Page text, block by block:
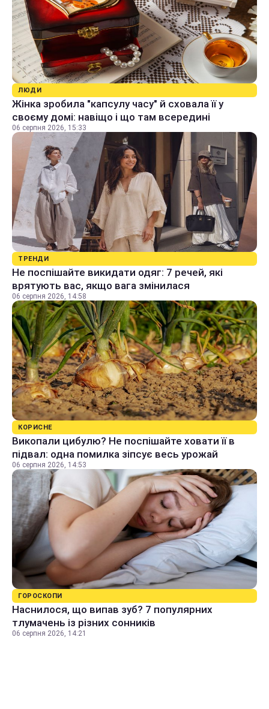
ЛЮДИ
Жінка зробила "капсулу часу" й сховала її у
своєму домі: навіщо і що там всередині
06 серпня 2026, 15:33
ТРЕНДИ
Не поспішайте викидати одяг: 7 речей, які
врятують вас, якщо вага змінилася
06 серпня 2026, 14:58
КОРИСНЕ
Викопали цибулю? Не поспішайте ховати її в
підвал: одна помилка зіпсує весь урожай
06 серпня 2026, 14:53
ГОРОСКОПИ
Наснилося, що випав зуб? 7 популярних
тлумачень із різних сонників
06 серпня 2026, 14:21